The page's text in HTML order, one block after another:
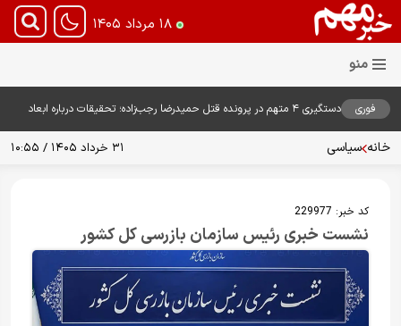
۱۸ مرداد ۱۴۰۵
فوری
دستگیری ۴ متهم در پرونده قتل حمیدرضا رجب‌زاده؛ تحقیقات درباره ابعاد
خانه سیاسی ۳۱ خرداد ۱۴۰۵ / ۱۰:۵۵
کد خبر: 229977
نشست خبری رئیس سازمان بازرسی کل کشور